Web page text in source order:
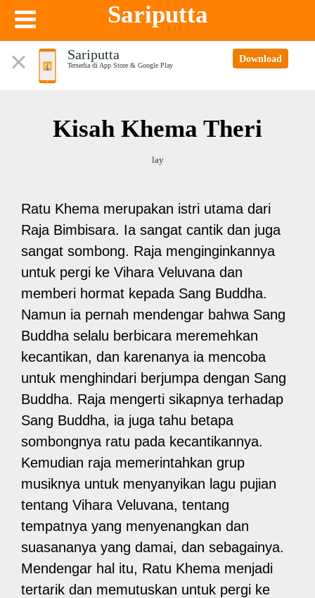
Sariputta
Sariputta
Tersedia di App Store & Google Play
Download
Kisah Khema Theri
lay
Ratu Khema merupakan istri utama dari
Raja Bimbisara. Ia sangat cantik dan juga
sangat sombong. Raja menginginkannya
untuk pergi ke Vihara Veluvana dan
memberi hormat kepada Sang Buddha.
Namun ia pernah mendengar bahwa Sang
Buddha selalu berbicara meremehkan
kecantikan, dan karenanya ia mencoba
untuk menghindari berjumpa dengan Sang
Buddha. Raja mengerti sikapnya terhadap
Sang Buddha, ia juga tahu betapa
sombongnya ratu pada kecantikannya.
Kemudian raja memerintahkan grup
musiknya untuk menyanyikan lagu pujian
tentang Vihara Veluvana, tentang
tempatnya yang menyenangkan dan
suasananya yang damai, dan sebagainya.
Mendengar hal itu, Ratu Khema menjadi
tertarik dan memutuskan untuk pergi ke